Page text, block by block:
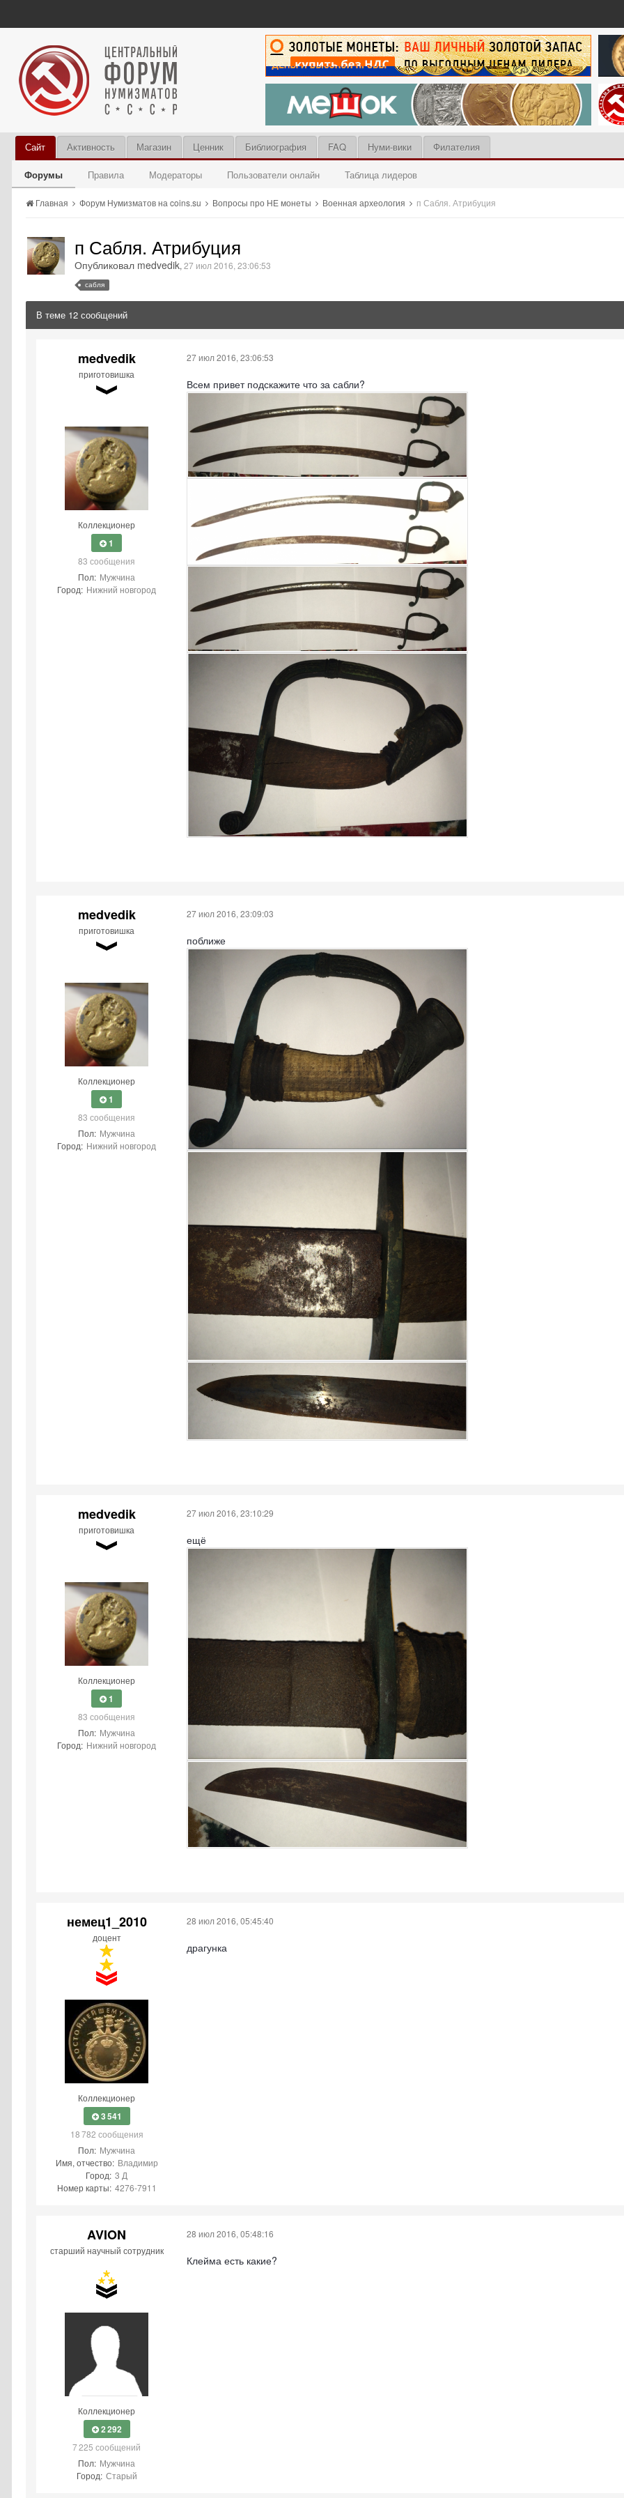
Сайт
Форумы Правила Модераторы Пользователи онлайн Таблица лидеров
Активность Магазин Ценник Библиография FAQ Нуми-вики Филателия
Главная Форум Нумизматов на coins.su Вопросы про НЕ монеты Военная археология п Сабля. Атрибуция
п Сабля. Атрибуция
Опубликовал medvedik, 27 июл 2016, 23:06:53
сабля
В теме 12 сообщений
medvedik
приготовишка
Коллекционер
1
83 сообщения
Пол: Мужчина
Город: Нижний новгород
27 июл 2016, 23:06:53
Всем привет подскажите что за сабли?
medvedik
приготовишка
Коллекционер
1
83 сообщения
Пол: Мужчина
Город: Нижний новгород
27 июл 2016, 23:09:03
поближе
medvedik
приготовишка
Коллекционер
1
83 сообщения
Пол: Мужчина
Город: Нижний новгород
27 июл 2016, 23:10:29
ещё
немец1_2010
доцент
Коллекционер
3 541
18 782 сообщения
Пол: Мужчина
Имя, отчество: Владимир
Город: 3 Д
Номер карты: 4276-7911
28 июл 2016, 05:45:40
драгунка
AVION
старший научный сотрудник
Коллекционер
2 292
7 225 сообщений
Пол: Мужчина
Город: Старый
28 июл 2016, 05:48:16
Клейма есть какие?